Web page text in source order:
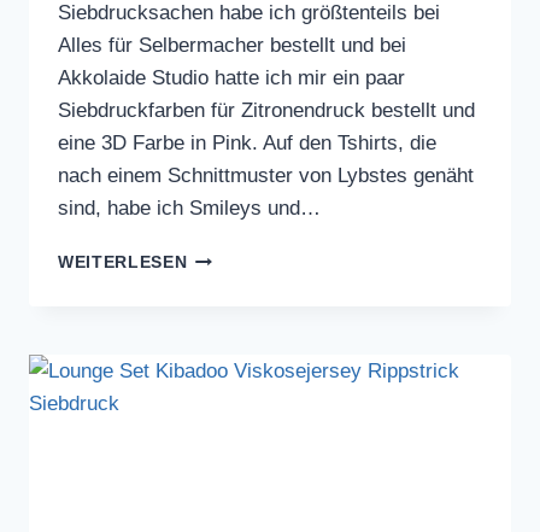
Siebdrucksachen habe ich größtenteils bei
Alles für Selbermacher bestellt und bei
Akkolaide Studio hatte ich mir ein paar
Siebdruckfarben für Zitronendruck bestellt und
eine 3D Farbe in Pink. Auf den Tshirts, die
nach einem Schnittmuster von Lybstes genäht
sind, habe ich Smileys und…
WEITERLESENSIEBDRUCKEN